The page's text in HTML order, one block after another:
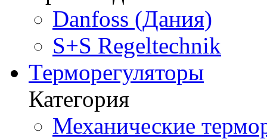
Danfoss (Дания)
S+S Regeltechnik
Терморегуляторы
Категория
Механические